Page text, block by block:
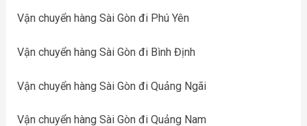
Vận chuyển hàng Sài Gòn đi Phú Yên
Vận chuyển hàng Sài Gòn đi Bình Định
Vận chuyển hàng Sài Gòn đi Quảng Ngãi
Vận chuyển hàng Sài Gòn đi Quảng Nam